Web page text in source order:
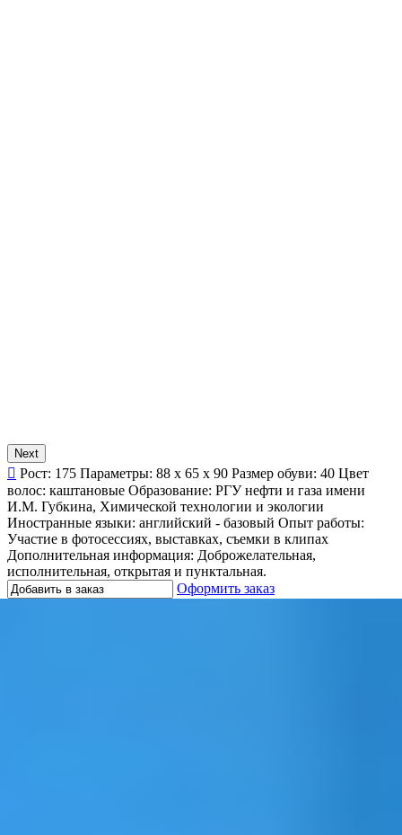
Next
Рост: 175 Параметры: 88 x 65 x 90 Размер обуви: 40 Цвет
волос: каштановые Образование: РГУ нефти и газа имени
И.М. Губкина, Химической технологии и экологии
Иностранные языки: английский - базовый Опыт работы:
Участие в фотосессиях, выставках, съемки в клипах
Дополнительная информация: Доброжелательная,
исполнительная, открытая и пунктальная.
Оформить заказ